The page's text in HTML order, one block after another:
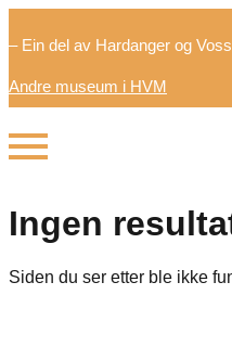
– Ein del av Hardanger og
Andre museum i HVM
Ingen
Siden du ser etter ble ikke